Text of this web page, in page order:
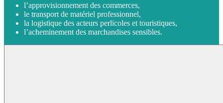
l’approvisionnement des commerces,
le transport de matériel professionnel,
la logistique des acteurs perlicoles et touristiques,
l’acheminement des marchandises sensibles.